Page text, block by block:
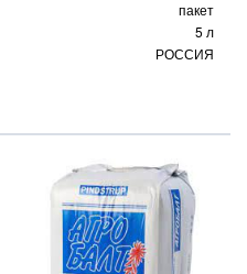
пакет
5 л
РОССИЯ